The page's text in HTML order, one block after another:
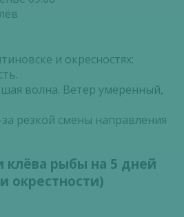
и окресностях:
волна. Ветер умеренный,
резкой смены направления
клёва рыбы на 5 дней
окрестности)